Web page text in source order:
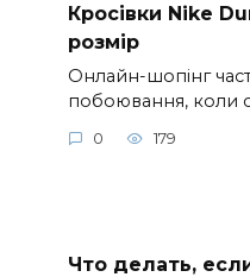
Кросівки Nike
розмір
Онлайн-шопінг
побоювання, коли
0 179
Что делать,